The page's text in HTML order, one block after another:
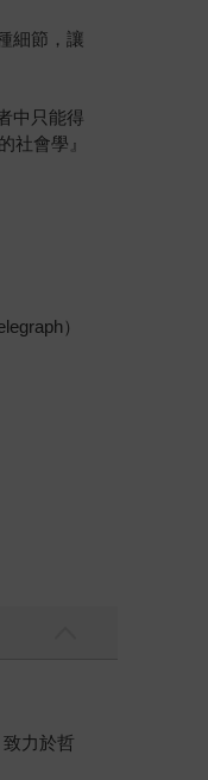
細節，讓
中只能得
社會學』
）
力於哲